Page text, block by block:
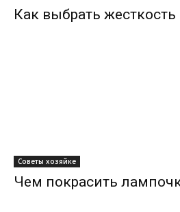
Как выбрать жесткость
Советы хозяйке
Чем покрасить